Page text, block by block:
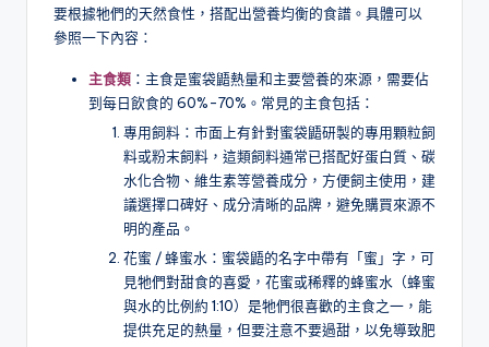
要根據牠們的天然食性，搭配出營養均衡的食譜。具體可以
參照一下內容：
主食類 ：主食是蜜袋鼯熱量和主要營養的來源，需要佔
到每日飲食的 60%-70%。常見的主食包括：
專用飼料：市面上有針對蜜袋鼯研製的專用顆粒飼
料或粉末飼料，這類飼料通常已搭配好蛋白質、碳
水化合物、維生素等營養成分，方便飼主使用，建
議選擇口碑好、成分清晰的品牌，避免購買來源不
明的產品。
花蜜 / 蜂蜜水：蜜袋鼯的名字中帶有「蜜」字，可
見牠們對甜食的喜愛，花蜜或稀釋的蜂蜜水（蜂蜜
與水的比例約 1:10）是牠們很喜歡的主食之一，能
提供充足的熱量，但要注意不要過甜，以免導致肥